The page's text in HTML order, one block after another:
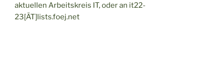
aktuellen Arbeitskreis IT, oder an it22-
23[ÄT]lists.foej.net